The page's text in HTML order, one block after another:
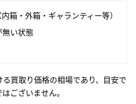
箱・外箱・ギャランティー等）
い状態
買取り価格の相場であり、目安で
ございません。